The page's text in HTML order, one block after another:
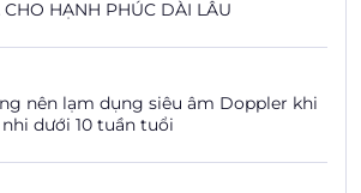
CHO HẠNH PHÚC DÀI LÂU
nên lạm dụng siêu âm Doppler khi
dưới 10 tuần tuổi